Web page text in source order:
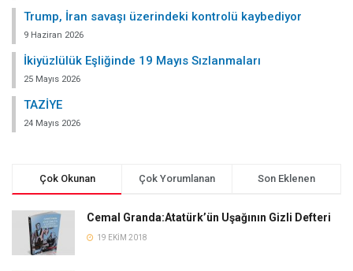
Trump, İran savaşı üzerindeki kontrolü kaybediyor
9 Haziran 2026
İkiyüzlülük Eşliğinde 19 Mayıs Sızlanmaları
25 Mayıs 2026
TAZİYE
24 Mayıs 2026
Çok Okunan Çok Yorumlanan Son Eklenen
Cemal Granda:Atatürk’ün Uşağının Gizli Defteri
19 EKIM 2018